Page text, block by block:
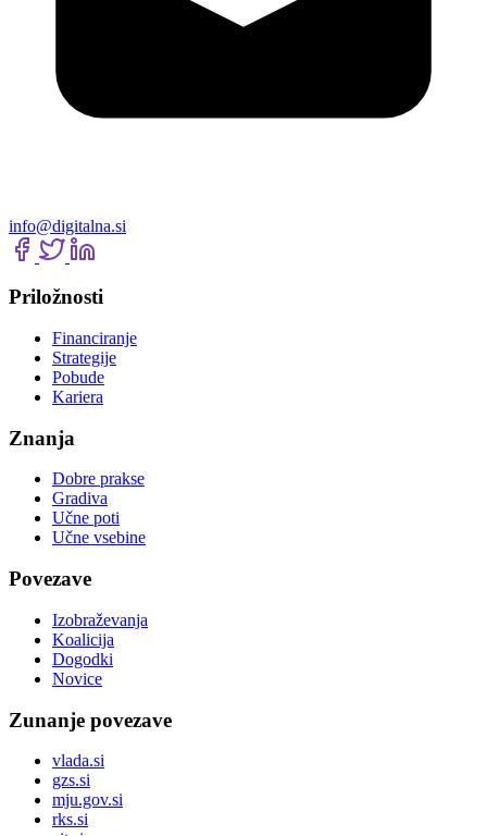
info@digitalna.si
Priložnosti
Financiranje
Strategije
Pobude
Kariera
Znanja
Dobre prakse
Gradiva
Učne poti
Učne vsebine
Povezave
Izobraževanja
Koalicija
Dogodki
Novice
Zunanje povezave
vlada.si
gzs.si
mju.gov.si
rks.si